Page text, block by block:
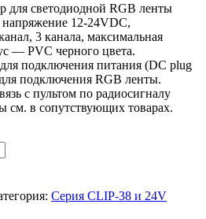
светодиодной RGB ленты
12-24VDC,
3 канала, максимальная
— PVC черного цвета.
подключения питания (DC plug
подключения RGB ленты.
с пультом по радиосигналу
см. в сопутствующих товарах.
Серия CLIP-38 и 24V